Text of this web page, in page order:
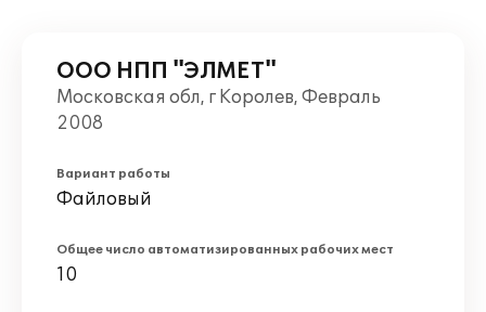
ООО НПП "ЭЛМЕТ"
Московская обл, г Королев, Февраль
2008
Вариант работы
Файловый
Общее число автоматизированных рабочих мест
10